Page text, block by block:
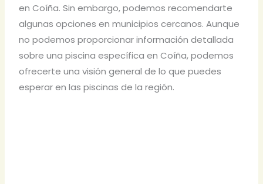
en Coíña. Sin embargo, podemos recomendarte
algunas opciones en municipios cercanos. Aunque
no podemos proporcionar información detallada
sobre una piscina específica en Coíña, podemos
ofrecerte una visión general de lo que puedes
esperar en las piscinas de la región.